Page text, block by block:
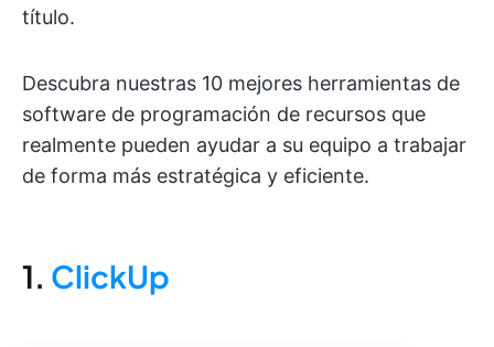
título.
Descubra nuestras 10 mejores herramientas de
software de programación de recursos que
realmente pueden ayudar a su equipo a trabajar
de forma más estratégica y eficiente.
1. ClickUp